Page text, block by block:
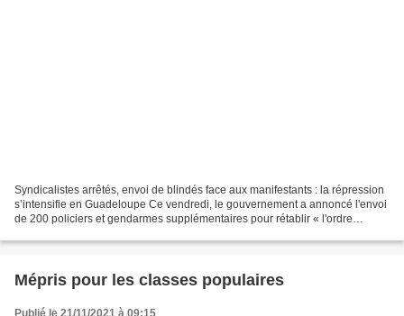
Syndicalistes arrêtés, envoi de blindés face aux manifestants : la répression
s’intensifie en Guadeloupe Ce vendredi, le gouvernement a annoncé l'envoi
de 200 policiers et gendarmes supplémentaires pour rétablir « l'ordre
Mépris pour les classes populaires
Publié le 21/11/2021 à 09:15